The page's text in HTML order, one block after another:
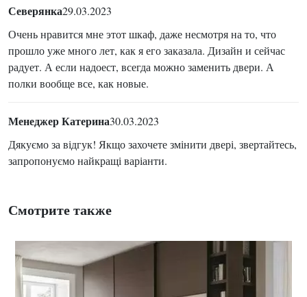
Северянка29.03.2023
Очень нравится мне этот шкаф, даже несмотря на то, что
прошло уже много лет, как я его заказала. Дизайн и сейчас
радует. А если надоест, всегда можно заменить двери. А
полки вообще все, как новые.
Менеджер Катерина30.03.2023
Дякуємо за відгук! Якщо захочете змінити двері, звертайтесь,
запропонуємо найкращі варіанти.
Смотрите также